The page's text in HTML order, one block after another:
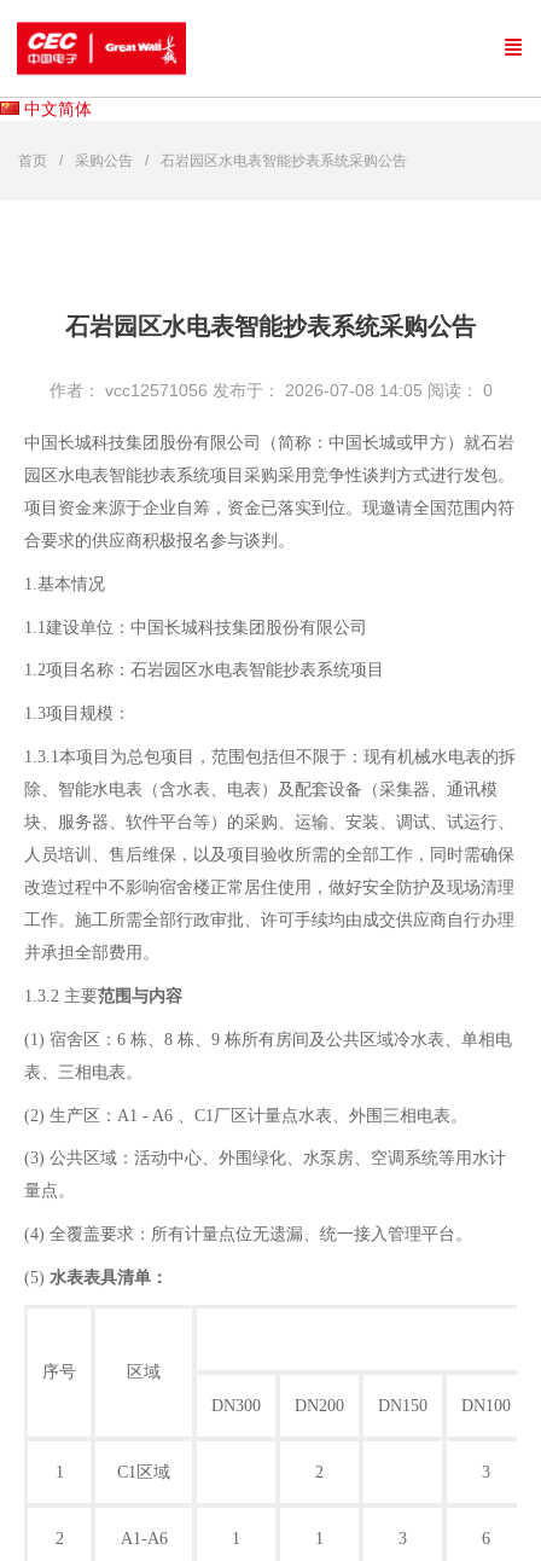
中文简体
首页 采购公告 石岩园区水电表智能抄表系统采购公告
石岩园区水电表智能抄表系统采购公告
作者： vcc12571056 发布于： 2026-07-08 14:05 阅读： 0
中国长城科技集团股份有限公司（简称：中国长城或甲方）就石岩
园区水电表智能抄表系统项目采购采用竞争性谈判方式进行发包。
项目资金来源于企业自筹，资金已落实到位。现邀请全国范围内符
合要求的供应商积极报名参与谈判。
1.基本情况
1.1建设单位：中国长城科技集团股份有限公司
1.2项目名称：石岩园区水电表智能抄表系统项目
1.3项目规模：
1.3.1本项目为总包项目，范围包括但不限于：现有机械水电表的拆
除、智能水电表（含水表、电表）及配套设备（采集器、通讯模
块、服务器、软件平台等）的采购、运输、安装、调试、试运行、
人员培训、售后维保，以及项目验收所需的全部工作，同时需确保
改造过程中不影响宿舍楼正常居住使用，做好安全防护及现场清理
工作。施工所需全部行政审批、许可手续均由成交供应商自行办理
并承担全部费用。
1.3.2 主要范围与内容
(1) 宿舍区：6 栋、8 栋、9 栋所有房间及公共区域冷水表、单相电
表、三相电表。
(2) 生产区：A1 - A6 、C1厂区计量点水表、外围三相电表。
(3) 公共区域：活动中心、外围绿化、水泵房、空调系统等用水计
量点。
(4) 全覆盖要求：所有计量点位无遗漏、统一接入管理平台。
(5) 水表表具清单：
序号
区域
DN300
DN200 DN150 DN100
1 C1区域 2 3
2 A1-A6 1 1 3 6